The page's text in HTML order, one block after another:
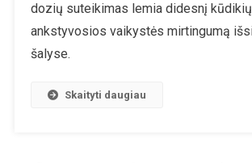
dozių suteikimas lemia didesnį
ankstyvosios vaikystės mirtingumą
šalyse.
Skaityti daugiau